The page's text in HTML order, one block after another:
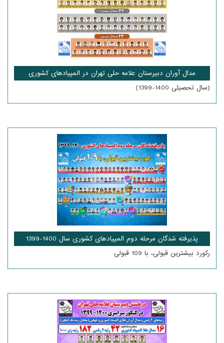
مدال آوران دبیرستان علامه حلی تهران در المپیادهای کشوری
(سال تحصیلی 1400-1399)
پذیرفته شدگان مرحله دوم المپیادهای کشوری سال 1400-1399
رکورد بیشترین قبولی، با 109 قبولی